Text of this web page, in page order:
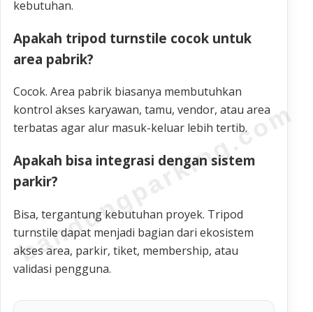
kebutuhan.
Apakah tripod turnstile cocok untuk
area pabrik?
Cocok. Area pabrik biasanya membutuhkan
kontrol akses karyawan, tamu, vendor, atau area
terbatas agar alur masuk-keluar lebih tertib.
Apakah bisa integrasi dengan sistem
parkir?
Bisa, tergantung kebutuhan proyek. Tripod
turnstile dapat menjadi bagian dari ekosistem
akses area, parkir, tiket, membership, atau
validasi pengguna.
bandungparking.com